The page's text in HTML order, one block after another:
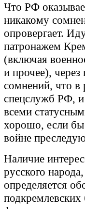
Что РФ
никакому
опровергает.
патронажем
(включая
и прочее),
сомнений, что в
спецслужб РФ, и
всеми
хорошо, если бы
войне
Наличие
русского
определяется